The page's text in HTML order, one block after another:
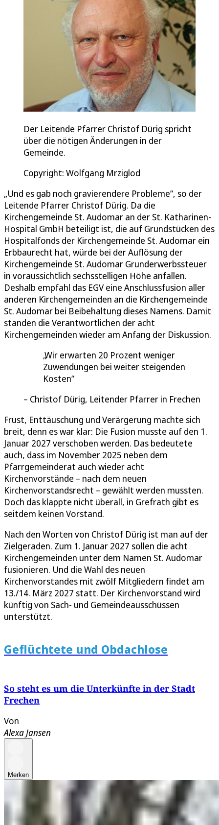
Der Leitende Pfarrer Christof Dürig spricht
über die nötigen Änderungen in der
Gemeinde.
Copyright: Wolfgang Mrziglod
„Und es gab noch gravierendere Probleme“, so der
Leitende Pfarrer Christof Dürig. Da die
Kirchengemeinde St. Audomar an der St. Katharinen-
Hospital GmbH beteiligt ist, die auf Grundstücken des
Hospitalfonds der Kirchengemeinde St. Audomar ein
Erbbaurecht hat, würde bei der Auflösung der
Kirchengemeinde St. Audomar Grunderwerbssteuer
in voraussichtlich sechsstelligen Höhe anfallen.
Deshalb empfahl das EGV eine Anschlussfusion aller
anderen Kirchengemeinden an die Kirchengemeinde
St. Audomar bei Beibehaltung dieses Namens. Damit
standen die Verantwortlichen der acht
Kirchengemeinden wieder am Anfang der Diskussion.
Wir erwarten 20 Prozent weniger
Zuwendungen bei weiter steigenden
Kosten
Christof Dürig, Leitender Pfarrer in Frechen
Frust, Enttäuschung und Verärgerung machte sich
breit, denn es war klar: Die Fusion musste auf den 1.
Januar 2027 verschoben werden. Das bedeutete
auch, dass im November 2025 neben dem
Pfarrgemeinderat auch wieder acht
Kirchenvorstände – nach dem neuen
Kirchenvorstandsrecht – gewählt werden mussten.
Doch das klappte nicht überall, in Grefrath gibt es
seitdem keinen Vorstand.
Nach den Worten von Christof Dürig ist man auf der
Zielgeraden. Zum 1. Januar 2027 sollen die acht
Kirchengemeinden unter dem Namen St. Audomar
fusionieren. Und die Wahl des neuen
Kirchenvorstandes mit zwölf Mitgliedern findet am
13./14. März 2027 statt. Der Kirchenvorstand wird
künftig von Sach- und Gemeindeausschüssen
unterstützt.
Geflüchtete und Obdachlose
So steht es um die Unterkünfte in der Stadt
Frechen
Von
Alexa Jansen
Merken